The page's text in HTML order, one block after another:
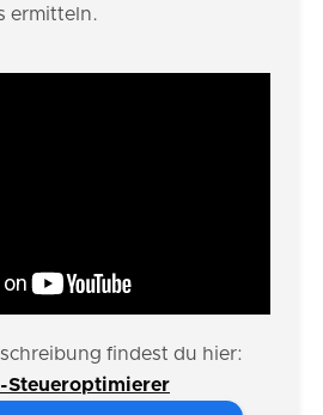
ermitteln.
findest du hier:
Steueroptimierer